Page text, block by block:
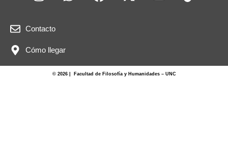
Contacto
Cómo llegar
© 2026 | Facultad de Filosofía y Humanidades – UNC